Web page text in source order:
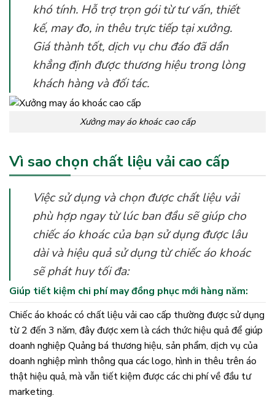
khó tính. Hỗ trợ trọn gói từ tư vấn, thiết
kế, may đo, in thêu trực tiếp tại xưởng.
Giá thành tốt, dịch vụ chu đáo đã dần
khẳng định được thương hiệu trong lòng
khách hàng và đối tác.
Xưởng may áo khoác cao cấp
Vì sao chọn chất liệu vải cao cấp
Việc sử dụng và chọn được chất liệu vải
phù hợp ngay từ lúc ban đầu sẽ giúp cho
chiếc áo khoác của bạn sử dụng được lâu
dài và hiệu quả sử dụng từ chiếc áo khoác
sẽ phát huy tối đa:
Giúp tiết kiệm chi phí may đồng phục mới hàng năm:
Chiếc áo khoác có chất liệu vải cao cấp thường được sử dụng
từ 2 đến 3 năm, đây được xem là cách thức hiệu quả để giúp
doanh nghiệp Quảng bá thương hiệu, sản phẩm, dịch vụ của
doanh nghiệp mình thông qua các logo, hình in thêu trên áo
thật hiệu quả, mà vẫn tiết kiệm được các chi phí về đầu tư
marketing.